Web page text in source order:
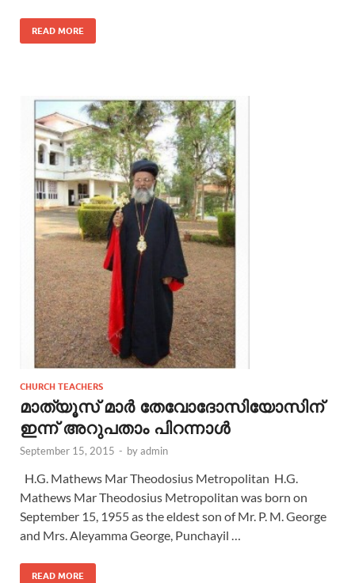
READ MORE
CHURCH TEACHERS
മാത്യൂസ്‌ മാർ തേവോദോസിയോസിന്
ഇന്ന് അറുപതാം പിറന്നാള്‍
September 15, 2015 - byadmin
H.G. Mathews Mar Theodosius Metropolitan H.G.
Mathews Mar Theodosius Metropolitan was born on
September 15, 1955 as the eldest son of Mr. P. M. George
and Mrs. Aleyamma George, Punchayil …
READ MORE